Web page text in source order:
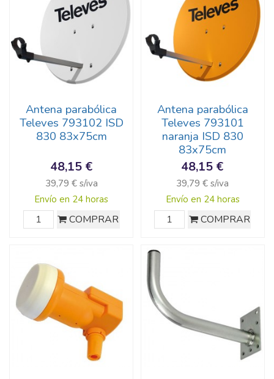
Antena parabólica
Televes 793102 ISD
830 83x75cm
48,15 €
39,79 € s/iva
Envío en 24 horas
COMPRAR
Antena parabólica
Televes 793101
naranja ISD 830
83x75cm
48,15 €
39,79 € s/iva
Envío en 24 horas
COMPRAR